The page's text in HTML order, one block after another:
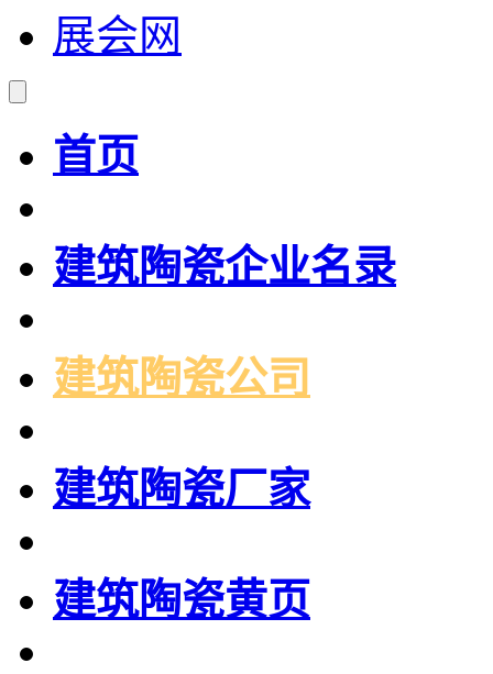
展会网
首页
建筑陶瓷企业名录
建筑陶瓷公司
建筑陶瓷厂家
建筑陶瓷黄页